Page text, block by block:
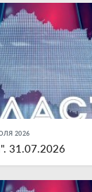
2026
31.07.2026